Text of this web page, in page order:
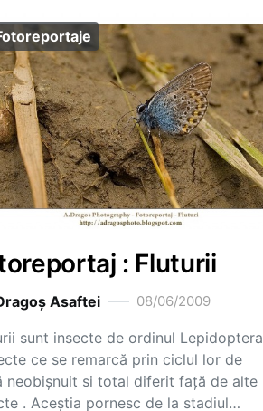
: Fluturii
Asaftei 08/06/2009
sunt insecte de ordinul Lepidoptera
ce se remarcă prin ciclul lor de
neobişnuit si total diferit faţă de alte
. Aceştia pornesc de la stadiul…